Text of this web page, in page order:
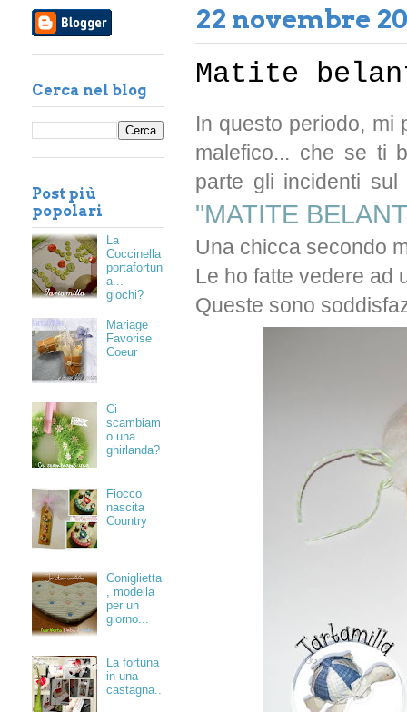
22 novembre
Matite
In questo periodo,
malefico... che se ti
parte gli incidenti
"MATITE
Una chicca secondo
Le ho fatte vedere ad
Queste sono
Cerca nel blog
Post più
popolari
La
Coccinella
portafortun
a...
giochi?
Mariage
Favorise
Coeur
Ci
scambiam
o una
ghirlanda?
Fiocco
nascita
Country
Coniglietta
, modella
per un
giorno...
La fortuna
in una
castagna..
.